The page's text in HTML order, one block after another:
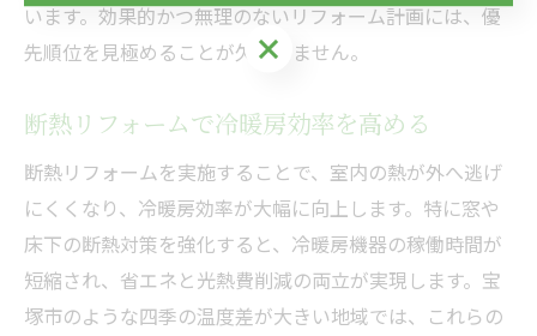
います。効果的かつ無理のないリフォーム計画には、優
先順位を見極めることが欠かせません。
断熱リフォームで冷暖房効率を高める
断熱リフォームを実施することで、室内の熱が外へ逃げ
にくくなり、冷暖房効率が大幅に向上します。特に窓や
床下の断熱対策を強化すると、冷暖房機器の稼働時間が
短縮され、省エネと光熱費削減の両立が実現します。宝
塚市のような四季の温度差が大きい地域では、これらの
お気軽にご相談ください